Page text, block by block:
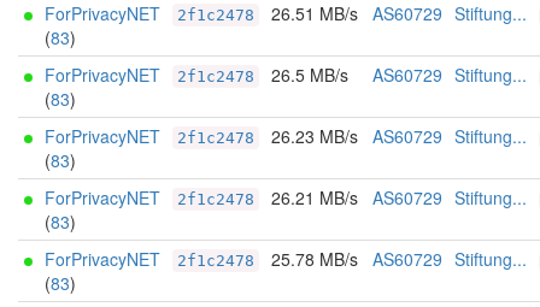
ForPrivacyNET
(83)
2f1c2478 26.51 MB/s AS60729 Stiftung...
ForPrivacyNET
(83)
2f1c2478 26.5 MB/s AS60729 Stiftung...
ForPrivacyNET
(83)
2f1c2478 26.23 MB/s AS60729 Stiftung...
ForPrivacyNET
(83)
2f1c2478 26.21 MB/s AS60729 Stiftung...
ForPrivacyNET
(83)
2f1c2478 25.78 MB/s AS60729 Stiftung...